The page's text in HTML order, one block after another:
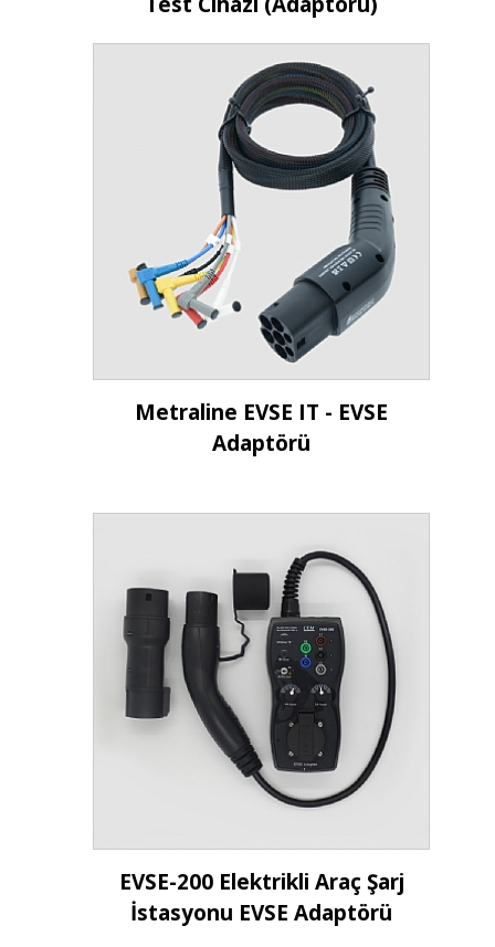
İncele
Metraline EVSE IT - EVSE
Adaptörü
İncele
EVSE-200 Elektrikli Araç Şarj
İstasyonu EVSE Adaptörü